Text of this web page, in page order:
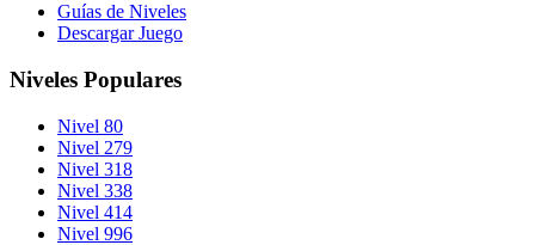
Guías de Niveles
Descargar Juego
Niveles Populares
Nivel 80
Nivel 279
Nivel 318
Nivel 338
Nivel 414
Nivel 996